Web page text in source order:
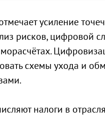
усиление
рисков, цифровой
схемы ухода и
налоги в